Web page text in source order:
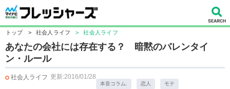
トップ > 社会人ライフ > 社会人ライフ
あなたの会社には存在する？ 暗黙のバレンタイ
ン・ルール
社会人ライフ 更新:2016/01/28
本音コラム. 恋人 モテ